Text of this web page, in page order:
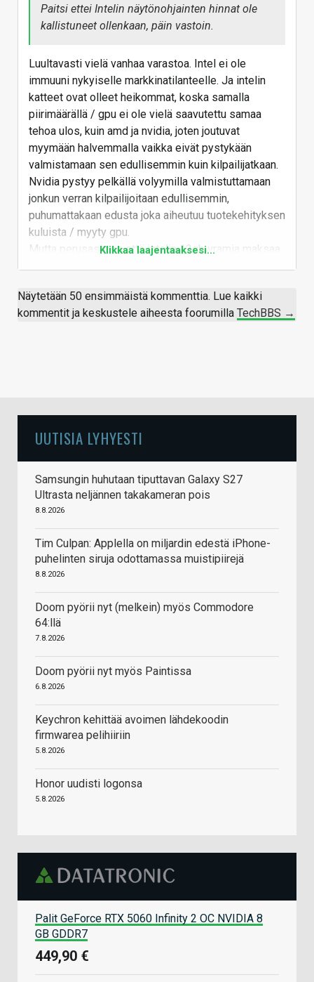
Paitsi ettei Intelin näytönohjainten hinnat ole
kallistuneet ollenkaan, päin vastoin.
Luultavasti vielä vanhaa varastoa. Intel ei ole
immuuni nykyiselle markkinatilanteelle. Ja intelin
katteet ovat olleet heikommat, koska samalla
piirimäärällä / gpu ei ole vielä saavutettu samaa
tehoa ulos, kuin amd ja nvidia, joten joutuvat
myymään halvemmalla vaikka eivät pystykään
valmistamaan sen edullisemmin kuin kilpailijatkaan.
Nvidia pystyy pelkällä volyymilla valmistuttamaan
jonkun verran kilpailijoitaan edullisemmin,
puhumattakaan edusta joka aiheutuu tuotekehityksen
kuluista / myyty gpu.
Mutta perusasia on että intelin 12gb vramia maksaa
valmistuskustannuksissa kasvaa Nvidian ja AMDn
8gb kortteihin verrattuna koko ajan,
ongelma hintojen suhteen.
Vastaa
Klikkaa laajentaaksesi...
Näytetään 50 ensimmäistä kommenttia. Lue kaikki
kommentit ja keskustele aiheesta foorumilla TechBBS →
UUTISIA LYHYESTI
Samsungin huhutaan tiputtavan Galaxy S27
Ultrasta neljännen takakameran pois
8.8.2026
Tim Culpan: Applella on miljardin edestä iPhone-
puhelinten siruja odottamassa muistipiirejä
8.8.2026
Doom pyörii nyt (melkein) myös Commodore
64:llä
7.8.2026
Doom pyörii nyt myös Paintissa
6.8.2026
Keychron kehittää avoimen lähdekoodin
firmwarea pelihiiriin
5.8.2026
Honor uudisti logonsa
5.8.2026
Palit GeForce RTX 5060 Infinity 2 OC NVIDIA 8
GB GDDR7
449,90 €